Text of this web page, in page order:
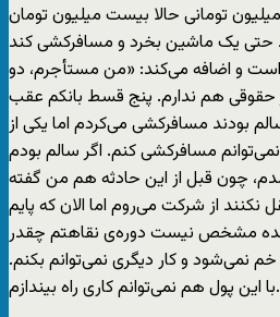
تومانی حالا بیست میلیون تومان
حتی یک ماشین بخرد و مسافرکشی کند
و اضافه می‌کند: «من مستأجرم، دو
حقوقی هم ندارم. پنج قسط بانکم عقب
بودند مسافرکشی می‌کردم اما یکی از
مسافرکشی کنم. اگر سالم بودم
چون قبل از این حادثه هم من گفته
نکنند از شرکت می‌روم اما الان که پایم
شده مشخص نیست دوره‌ی نقاهتم چقدر
نمی‌شود و کار دیگری نمی‌توانم بکنم.